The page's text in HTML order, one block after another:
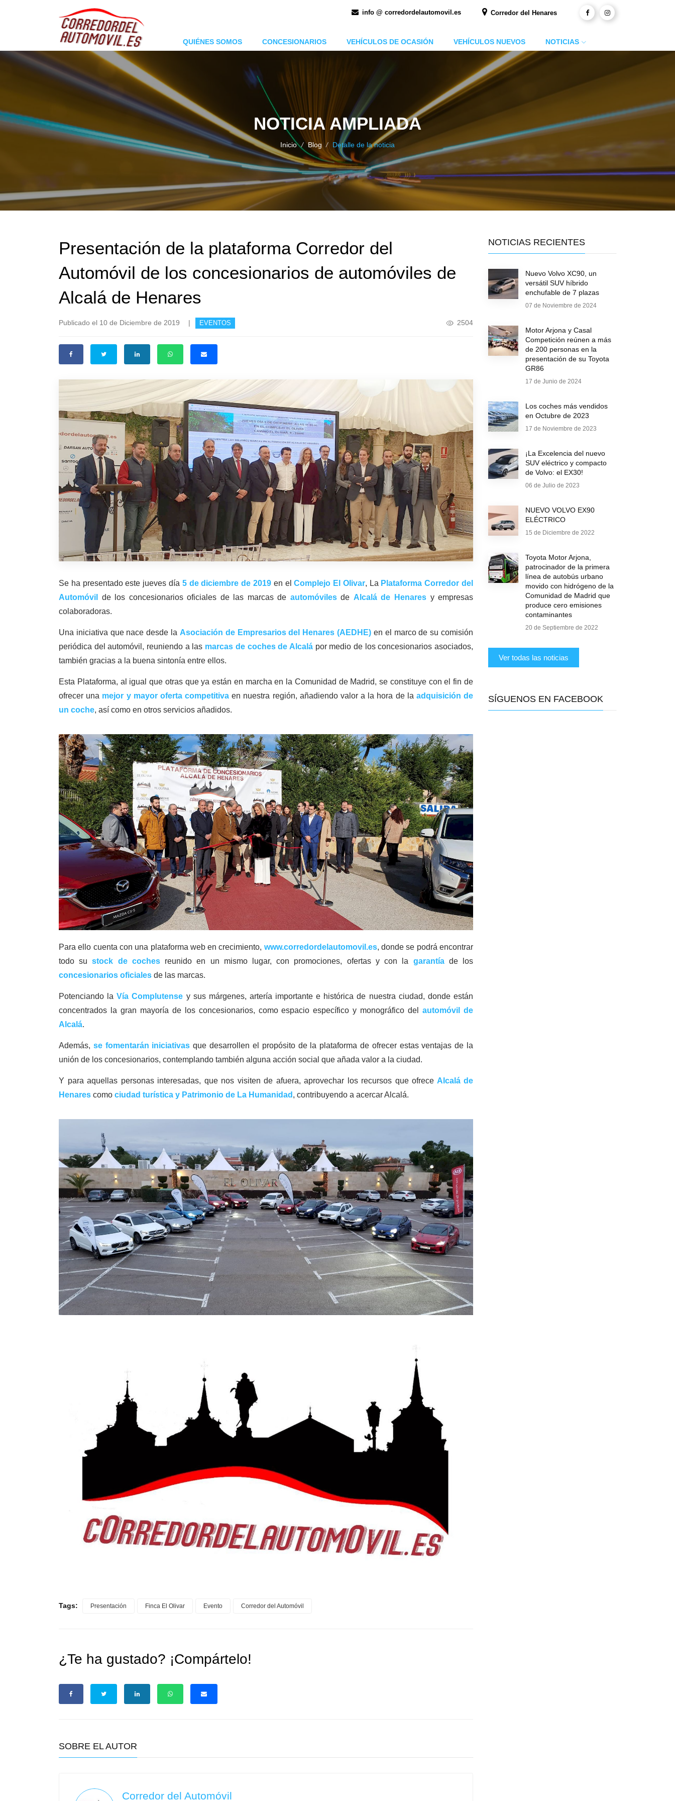
info @ corredordelautomovil.es Corredor del Henares
QUIÉNES SOMOS CONCESIONARIOS VEHÍCULOS DE OCASIÓN VEHÍCULOS NUEVOS NOTICIAS
NOTICIA AMPLIADA
Inicio / Blog / Detalle de la noticia
Presentación de la plataforma Corredor del
Automóvil de los concesionarios de automóviles de
Alcalá de Henares
Publicado el 10 de Diciembre de 2019 | EVENTOS 2504
Se ha presentado este jueves día 5 de diciembre de 2019en elComplejo El Olivar, La Plataforma Corredor del
Automóvil
de los concesionarios oficiales de las marcas de automóvilesde Alcalá de Henaresy empresas
colaboradoras.
Una iniciativa que nace desde la Asociación de Empresarios del Henares (AEDHE) en el marco de su comisión
periódica del automóvil, reuniendo a las marcas de coches de Alcalápor medio de los concesionarios asociados,
también gracias a la buena sintonía entre ellos.
Esta Plataforma, al igual que otras que ya están en marcha en la Comunidad de Madrid, se constituye con el fin de
ofrecer una mejor y mayor oferta competitiva en nuestra región, añadiendo valor a la hora de la adquisición de
un coche, así como en otros servicios añadidos.
Para ello cuenta con una plataforma web en crecimiento, www.corredordelautomovil.es, donde se podrá encontrar
todo sustock de cochesreunido en un mismo lugar, con promociones, ofertas y con la garantíade los
concesionarios oficiales de las marcas.
Potenciando laVía Complutense y sus márgenes, artería importante e histórica de nuestra ciudad, donde están
concentrados la gran mayoría de los concesionarios, como espacio específico y monográfico delautomóvil de
Alcalá.
Además, se fomentarán iniciativas que desarrollen el propósito de la plataforma de ofrecer estas ventajas de la
unión de los concesionarios, contemplando también alguna acción social que añada valor a la ciudad.
Y para aquellas personas interesadas, que nos visiten de afuera, aprovechar los recursos que ofrece Alcalá de
Henares como ciudad turística y Patrimonio de La Humanidad , contribuyendo a acercar Alcalá.
Tags: Presentación Finca El Olivar Evento Corredor del Automóvil
¿Te ha gustado? ¡Compártelo!
SOBRE EL AUTOR
Corredor del Automóvil
NOTICIAS RECIENTES
Nuevo Volvo XC90, un
versátil SUV híbrido
enchufable de 7 plazas
07 de Noviembre de 2024
Motor Arjona y Casal
Competición reúnen a más
de 200 personas en la
presentación de su Toyota
GR86
17 de Junio de 2024
Los coches más vendidos
en Octubre de 2023
17 de Noviembre de 2023
¡La Excelencia del nuevo
SUV eléctrico y compacto
de Volvo: el EX30!
06 de Julio de 2023
NUEVO VOLVO EX90
ELÉCTRICO
15 de Diciembre de 2022
Toyota Motor Arjona,
patrocinador de la primera
línea de autobús urbano
movido con hidrógeno de la
Comunidad de Madrid que
produce cero emisiones
contaminantes
20 de Septiembre de 2022
Ver todas las noticias
SÍGUENOS EN FACEBOOK